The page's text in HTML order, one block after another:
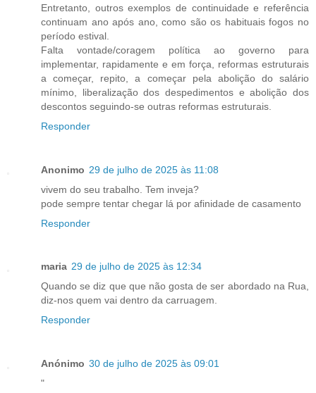
Entretanto, outros exemplos de continuidade e referência
continuam ano após ano, como são os habituais fogos no
período estival.
Falta vontade/coragem política ao governo para
implementar, rapidamente e em força, reformas estruturais
a começar, repito, a começar pela abolição do salário
mínimo, liberalização dos despedimentos e abolição dos
descontos seguindo-se outras reformas estruturais.
Responder
Anonimo 29 de julho de 2025 às 11:08
vivem do seu trabalho. Tem inveja?
pode sempre tentar chegar lá por afinidade de casamento
Responder
maria 29 de julho de 2025 às 12:34
Quando se diz que que não gosta de ser abordado na Rua,
diz-nos quem vai dentro da carruagem.
Responder
Anónimo 30 de julho de 2025 às 09:01
"